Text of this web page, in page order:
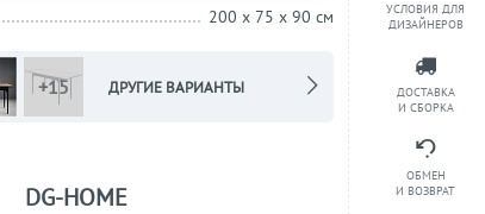
УСЛОВИЯ ДЛЯ
ДИЗАЙНЕРОВ
ДОСТАВКА
И СБОРКА
ОБМЕН
И ВОЗВРАТ
200 x 75 x 90 см
+15 ДРУГИЕ ВАРИАНТЫ
DG-HOME